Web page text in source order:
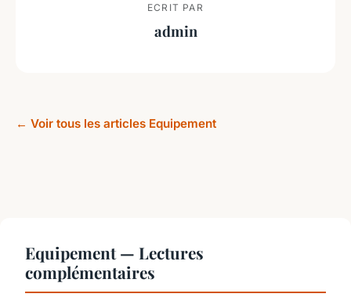
ECRIT PAR
admin
← Voir tous les articles Equipement
Equipement — Lectures
complémentaires